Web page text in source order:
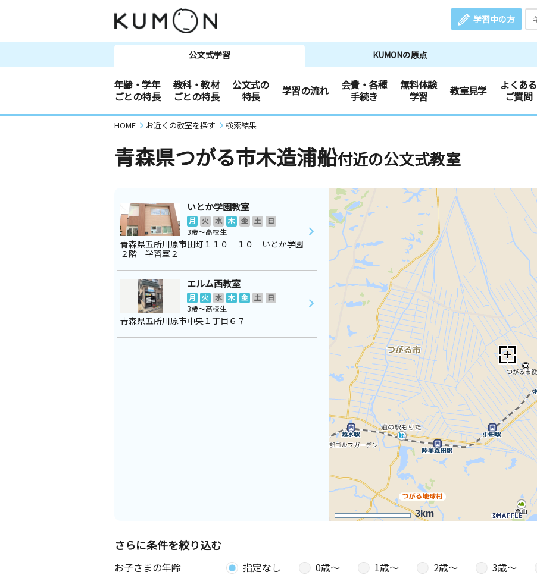
学習中の方
公文式学習 KUMONの原点
年齢・学年
ごとの特長
教科・教材
ごとの特長
公文式の
特長
学習の流れ
会費・各種
手続き
無料体験
学習
教室見学
よくある
ご質問
HOME お近くの教室を探す 検索結果
青森県つがる市木造浦船付近の公文式教室
3km
いとか学園教室
月 火 水 木 金 土
日
3歳～高校生
青森県五所川原市田町１１０－１０ いとか学園
２階 学習室２
エルム西教室
月 火 水 木 金 土
日
3歳～高校生
青森県五所川原市中央１丁目６７
さらに条件を絞り込む
お子さまの年齢 指定なし 0歳〜 1歳〜 2歳〜 3歳〜